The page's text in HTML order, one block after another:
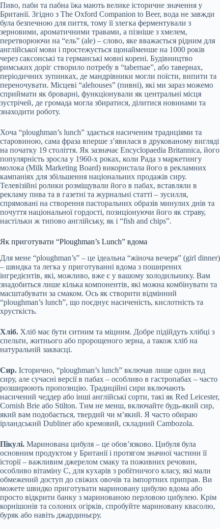
Пиво, паби та пабна їжа мають велике історичне значення у
Британії. Згідно з The Oxford Companion to Beer, вода не завжди
була безпечною для пиття, тому її злегка ферментували з
зерновими, ароматичними травами, а пізніше з хмелем,
перетворюючи на “ель” (ale) – слово, яке вважається рідним для
англійської мови і простежується щонайменше на 1000 років
через саксонські та германські мовні корені. Будівництво
римських доріг створило потребу в “tabernae”, або тавернах,
періодичних зупинках, де мандрівники могли поїсти, випити та
переночувати. Місцеві “alehouses” (пивні), які ми зараз можемо
сприймати як броварні, функціонували як центральні місця
зустрічей, де громада могла збиратися, ділитися новинами та
знаходити роботу.
Хоча “ploughman’s lunch” здається насиченим традиціями та
старовиною, сама фраза вперше з’явилася в друкованому вигляді
на початку 19 століття. Як зазначає Encyclopaedia Britannica, його
популярність зросла у 1960-х роках, коли Рада з маркетингу
молока (Milk Marketing Board) використала його в рекламних
кампаніях для збільшення національних продажів сиру.
Телевізійні ролики розміщували його в пабах, вставляли в
рекламу пива та в газетні та журнальні статті – зусилля,
спрямовані на створення пасторальних образів минулих днів та
почуття національної гордості, позиціонуючи його як страву,
настільки ж типово англійську, як і “fish and chips”.
Як приготувати “Ploughman’s Lunch” вдома
Для мене “ploughman’s” – це ідеальна “жіноча вечеря” (girl dinner)
– швидка та легка у приготуванні вдома з поширених
інгредієнтів, які, можливо, вже є у вашому холодильнику. Вам
знадобиться лише кілька компонентів, які можна комбінувати та
масштабувати за смаком. Ось як створити відмінний
“ploughman’s lunch”, що поєднує насиченість, кислотність та
хрусткість.
Хліб. Хліб має бути ситним та міцним. Добре підійдуть хлібці з
спельти, житнього або пророщеного зерна, а також хліб на
натуральній заквасці.
Сир. Історично, “ploughman’s lunch” включав лише один вид
сиру, але сучасні версії в пабах – особливо в гастропабах – часто
розширюють пропозицію. Традиційні сири включають
насичений чеддер або інші англійські сорти, такі як Red Leicester,
Cornish Brie або Stilton. Тим не менш, включайте будь-який сир,
який вам подобається, твердий чи м’який. Я часто обираю
ірландський Dubliner або кремовий, складний Cambozola.
Пікулі. Маринована цибуля – це обов’язково. Цибуля була
основним продуктом у Британії і протягом значної частини її
історії – важливим джерелом смаку та поживних речовин,
особливо вітаміну С, для кухарів з робітничого класу, які мали
обмежений доступ до свіжих овочів та імпортних приправ. Ви
можете швидко приготувати мариновану цибулю вдома або
просто відкрити банку з маринованою перловою цибулею. Крім
корнішонів та солоних огірків, спробуйте мариновану квасолю,
буряк або навіть джардиньєру.